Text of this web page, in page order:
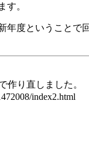
す。
度ということ
作り直しました。
index2.html